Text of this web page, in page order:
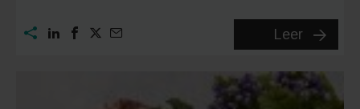
Leer
Málaga:
de
la